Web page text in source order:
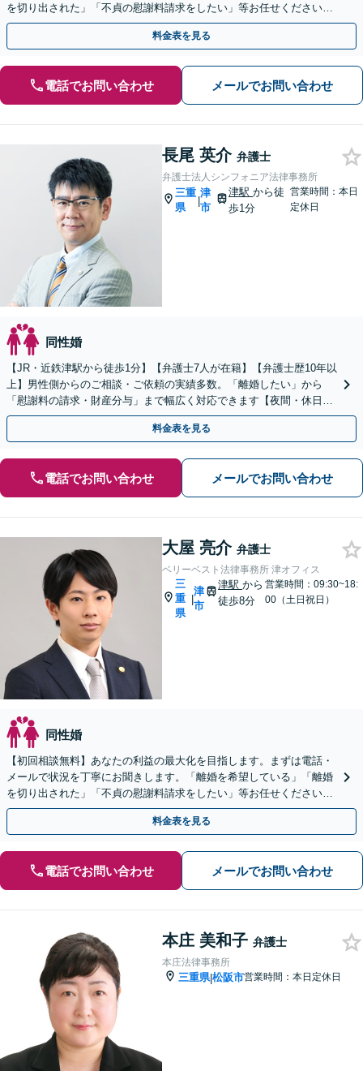
を切り出された」「不貞の慰謝料請求をしたい」等お任せください。
【リーズナブルな料金設定】
料金表を見る
電話でお問い合わせ メールでお問い合わせ
長尾 英介 弁護士
弁護士法人シンフォニア法律事務所
三重
県
|
津
市
津駅から徒
歩1分
営業時間：本日
定休日
同性婚
【JR・近鉄津駅から徒歩1分】【弁護士7人が在籍】【弁護士歴10年以
上】男性側からのご相談・ご依頼の実績多数。「離婚したい」から
「慰謝料の請求・財産分与」まで幅広く対応できます【夜間・休日の
相談可能】【LINEで相談予約】
料金表を見る
電話でお問い合わせ メールでお問い合わせ
大屋 亮介 弁護士
ベリーベスト法律事務所 津オフィス
三
重
県
|
津
市
津駅から
徒歩8分
営業時間：09:30~18:
00（土日祝日）
同性婚
【初回相談無料】あなたの利益の最大化を目指します。まずは電話・
メールで状況を丁寧にお聞きします。「離婚を希望している」「離婚
を切り出された」「不貞の慰謝料請求をしたい」等お任せください。
【リーズナブルな料金設定】
料金表を見る
電話でお問い合わせ メールでお問い合わせ
本庄 美和子 弁護士
本庄法律事務所
三重県|松阪市営業時間：本日定休日